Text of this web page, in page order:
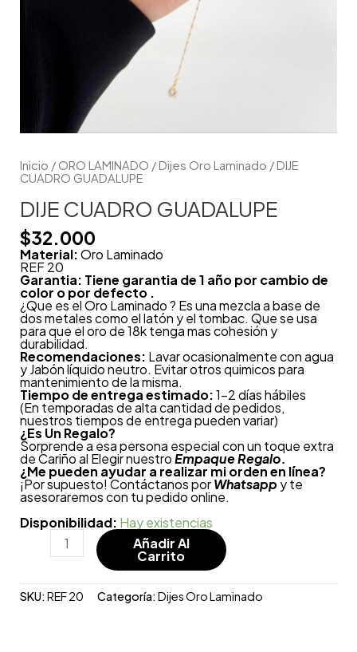
Inicio / ORO LAMINADO /Dijes Oro Laminado / DIJE
CUADRO GUADALUPE
DIJE CUADRO GUADALUPE
$32.000
Material:Oro Laminado
REF 20
Garantia: Tiene garantia de 1 año por cambio de
color o por defecto .
¿Que es el Oro Laminado ? Es una mezcla a base de
dos metales como el latón y el tombac. Que se usa
para que el oro de 18k tenga mas cohesión y
durabilidad.
Recomendaciones: Lavar ocasionalmente con agua
y Jabón líquido neutro. Evitar otros quimicos para
mantenimiento de la misma.
Tiempo de entrega estimado:1-2 días hábiles
(En temporadas de alta cantidad de pedidos,
nuestros tiempos de entrega pueden variar)
¿Es Un Regalo?
Sorprende a esa persona especial con un toque extra
de Cariño al Elegir nuestroEmpaque Regalo.
¿Me pueden ayudar a realizar mi orden en línea?
¡Por supuesto! Contáctanos porWhatsapp y te
asesoraremos con tu pedido online.
Disponibilidad: Hay existencias
Añadir Al
Carrito
SKU:REF 20 Categoría:Dijes Oro Laminado